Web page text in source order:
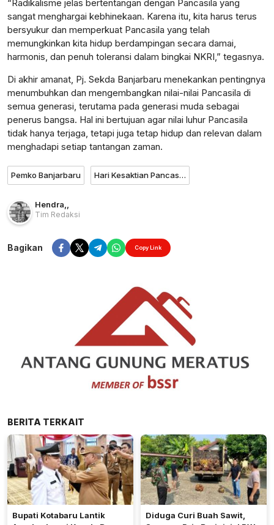
“Radikalisme jelas bertentangan dengan Pancasila yang
sangat menghargai kebhinekaan. Karena itu, kita harus terus
bersyukur dan memperkuat Pancasila yang telah
memungkinkan kita hidup berdampingan secara damai,
harmonis, dan penuh toleransi dalam bingkai NKRI,” tegasnya.
Di akhir amanat, Pj. Sekda Banjarbaru menekankan pentingnya
menumbuhkan dan mengembangkan nilai-nilai Pancasila di
semua generasi, terutama pada generasi muda sebagai
penerus bangsa. Hal ini bertujuan agar nilai luhur Pancasila
tidak hanya terjaga, tetapi juga tetap hidup dan relevan dalam
menghadapi setiap tantangan zaman.
Pemko Banjarbaru Hari Kesaktian Pancasila
Hendra
Tim Redaksi
Bagikan Copy Link
BERITA TERKAIT
Bupati Kotabaru Lantik
Diduga Curi Buah Sawit,